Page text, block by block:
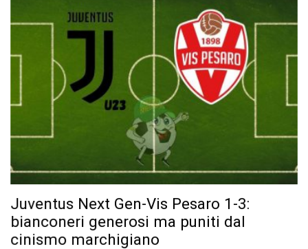
Juventus Next Gen-Vis Pesaro 1-3:
bianconeri generosi ma puniti dal
cinismo marchigiano